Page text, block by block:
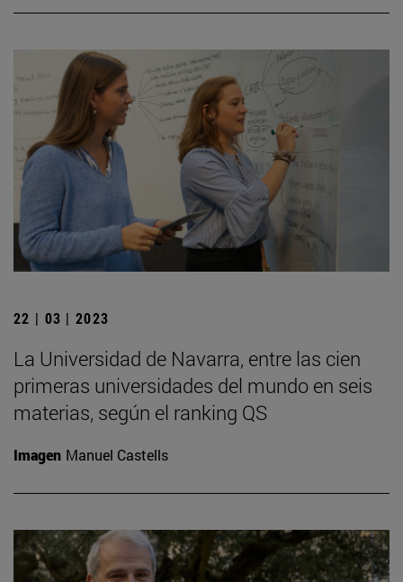
22 | 03 | 2023
La Universidad de Navarra, entre las cien
primeras universidades del mundo en seis
materias, según el ranking QS
Imagen Manuel Castells